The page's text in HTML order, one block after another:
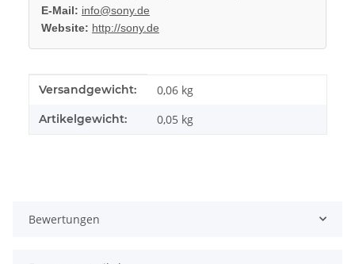
E-Mail: info@sony.de
Website: http://sony.de
Produkteigenschaft
Wert
Versandgewicht: 0,06 kg
Artikelgewicht: 0,05 kg
Bewertungen